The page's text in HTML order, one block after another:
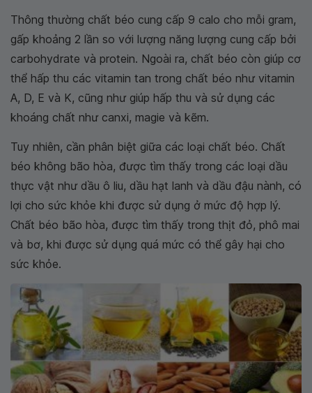
Thông thường chất béo cung cấp 9 calo cho mỗi gram,
gấp khoảng 2 lần so với lượng năng lượng cung cấp bởi
carbohydrate và protein. Ngoài ra, chất béo còn giúp cơ
thể hấp thu các vitamin tan trong chất béo như vitamin
A, D, E và K, cũng như giúp hấp thu và sử dụng các
khoáng chất như canxi, magie và kẽm.
Tuy nhiên, cần phân biệt giữa các loại chất béo. Chất
béo không bão hòa, được tìm thấy trong các loại dầu
thực vật như dầu ô liu, dầu hạt lanh và dầu đậu nành, có
lợi cho sức khỏe khi được sử dụng ở mức độ hợp lý.
Chất béo bão hòa, được tìm thấy trong thịt đỏ, phô mai
và bơ, khi được sử dụng quá mức có thể gây hại cho
sức khỏe.